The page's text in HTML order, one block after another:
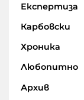
Експертиза
Карбовски
Хроника
Любопитно
Архив